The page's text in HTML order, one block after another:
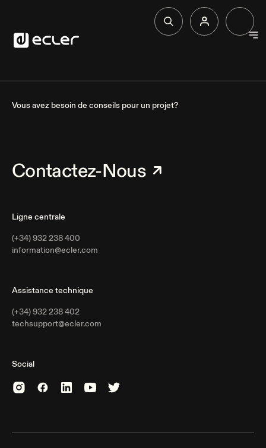
Solutions
Vous avez besoin de conseils pour un projet?
Contactez-Nous
Ligne centrale
(+34) 932 238 400
information@ecler.com
Assistance technique
(+34) 932 238 402
techsupport@ecler.com
Social